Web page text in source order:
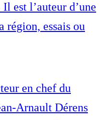
est l’auteur d’une
région, essais ou
en chef du
Arnault Dérens